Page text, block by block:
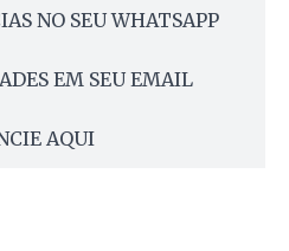
NO SEU WHATSAPP
EM SEU EMAIL
AQUI